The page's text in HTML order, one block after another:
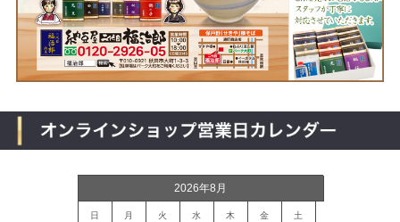
2026年8月
日 月 火 水 木 金 土